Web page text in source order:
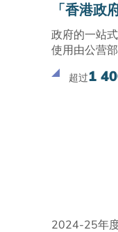
「香港政
政府的一站
使用由公营
超过1
2024-25年